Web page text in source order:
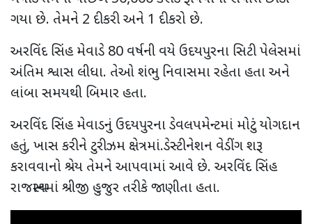
ગયા છે. તેમને 2 દીકરી અને 1 દીકરો છે.
અરવિંદ સિંહ મેવાડે 80 વર્ષની વયે ઉદયપુરના સિટી પેલેસમાં
અંતિમ શ્વાસ લીધા. તેઓ શંભુ નિવાસમા રહેતા હતા અને
લાંબા સમયથી બિમાર હતા.
અરવિંદ સિંહ મેવાડનું ઉદયપુરના ડેવલપમેન્ટમાં મોટું યોગદાન
હતું, ખાસ કરીને ટુરીઝમ ક્ષેત્રમાં.ડેસ્ટીનેશન વેડીંગ શરૂ
કરાવવાનો શ્રેય તેમને આપવામાં આવે છે. અરવિંદ સિંહ
રાજસ્થાનમાં શ્રીજી હુજુર તરીકે જાણીતા હતા.